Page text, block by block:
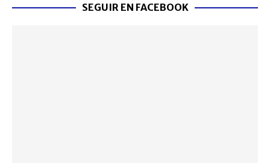
SEGUIR EN FACEBOOK